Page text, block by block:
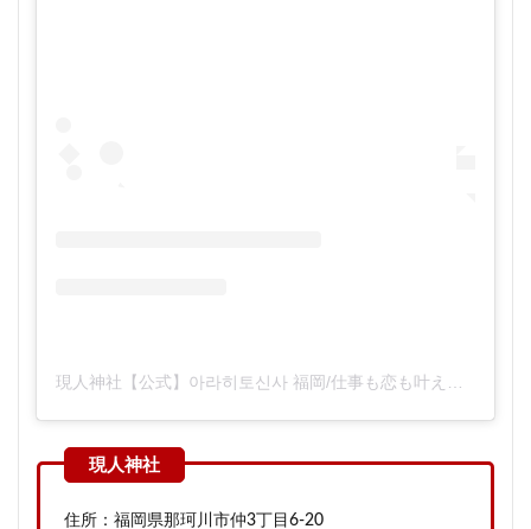
住所：福岡県那珂川市仲3丁目6-20